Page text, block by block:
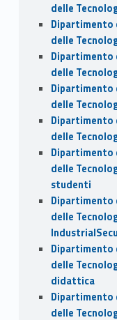
delle
Dipartimento
delle
Dipartimento
delle
Dipartimento
delle
Dipartimento
delle
Dipartimento
delle
studenti
Dipartimento
delle
Dipartimento
delle
didattica
Dipartimento
delle